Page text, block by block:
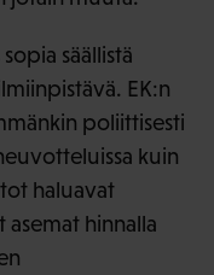
säällistä
EK:n
poliittisesti
kuin
haluavat
asemat hinnalla